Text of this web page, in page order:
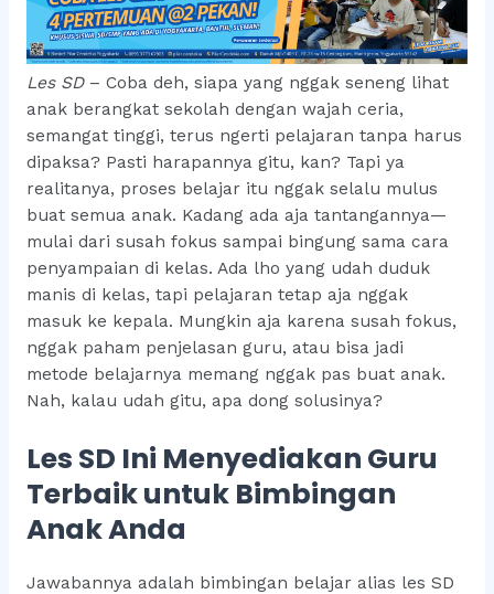
Les SD– Coba deh, siapa yang nggak seneng lihat
anak berangkat sekolah dengan wajah ceria,
semangat tinggi, terus ngerti pelajaran tanpa harus
dipaksa? Pasti harapannya gitu, kan? Tapi ya
realitanya, proses belajar itu nggak selalu mulus
buat semua anak. Kadang ada aja tantangannya—
mulai dari susah fokus sampai bingung sama cara
penyampaian di kelas. Ada lho yang udah duduk
manis di kelas, tapi pelajaran tetap aja nggak
masuk ke kepala. Mungkin aja karena susah fokus,
nggak paham penjelasan guru, atau bisa jadi
metode belajarnya memang nggak pas buat anak.
Nah, kalau udah gitu, apa dong solusinya?
Les SD Ini Menyediakan Guru
Terbaik untuk Bimbingan
Anak Anda
Jawabannya adalah bimbingan belajar alias les SD